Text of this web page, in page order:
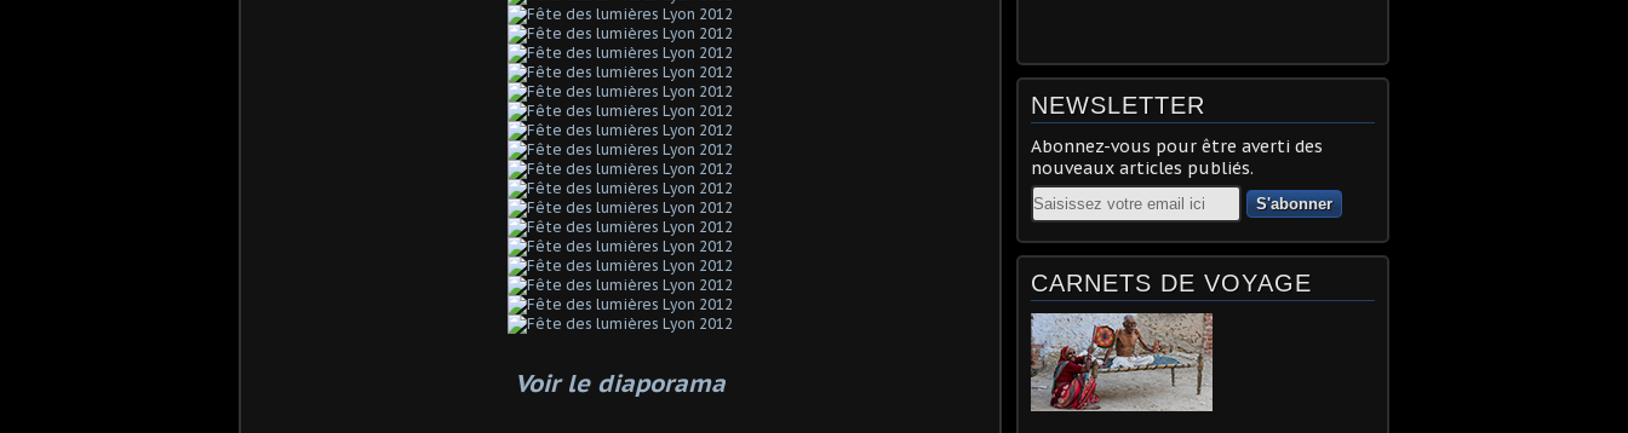
Voir le diaporama
NEWSLETTER
Abonnez-vous pour être averti des
nouveaux articles publiés.
Email
CARNETS DE VOYAGE